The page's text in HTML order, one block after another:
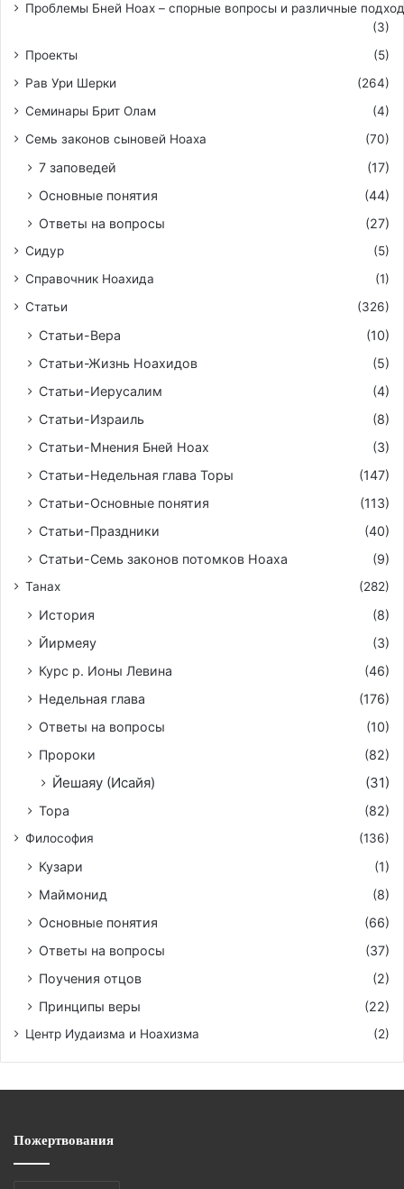
Проблемы Бней Ноах – спорные вопросы и различные
(3)
Проекты
(5)
Рав Ури Шерки
(264)
Семинары Брит Олам
(4)
Семь законов сыновей Ноаха
(70)
7 заповедей
(17)
Основные понятия
(44)
Ответы на вопросы
(27)
Сидур
(5)
Справочник Ноахида
(1)
Статьи
(326)
Статьи-Вера
(10)
Статьи-Жизнь Ноахидов
(5)
Статьи-Иерусалим
(4)
Статьи-Израиль
(8)
Статьи-Мнения Бней Ноах
(3)
Статьи-Недельная глава Торы
(147)
Статьи-Основные понятия
(113)
Статьи-Праздники
(40)
Статьи-Семь законов потомков Ноаха
(9)
Танах (282)
История
(8)
Йирмeяу
(3)
Курс р. Ионы Левина
(46)
Недельная глава
(176)
Ответы на вопросы
(10)
Пророки
(82)
Йешаяу (Исайя) (31)
Тора (82)
Философия (136)
Кузари
(1)
Маймонид
(8)
Основные понятия
(66)
Ответы на вопросы
(37)
Поучения отцов
(2)
Принципы веры
(22)
Центр Иудаизма и Ноахизма (2)
Пожертвования